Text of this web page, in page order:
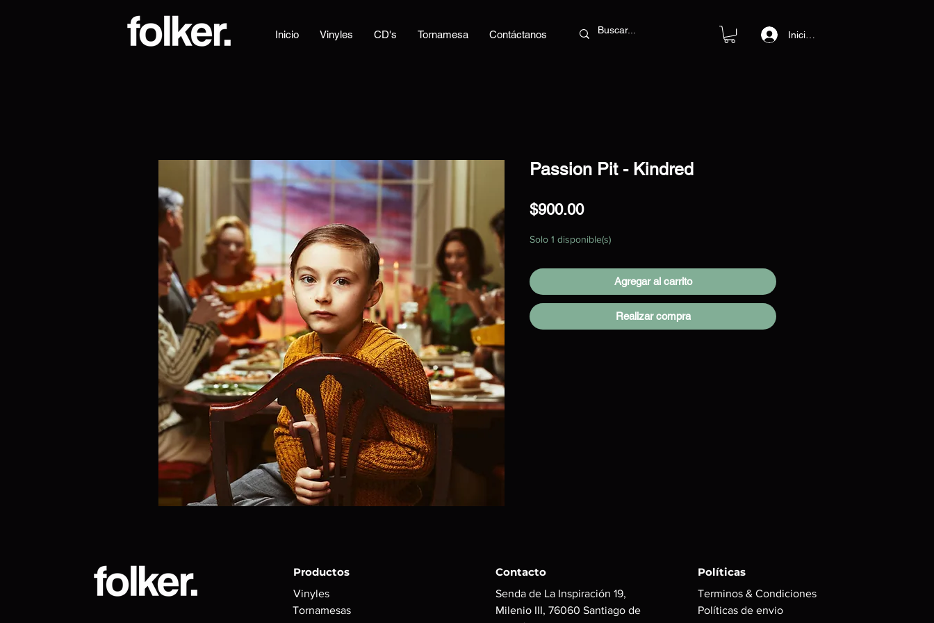
Inicio Vinyles CD's Tornamesa Contáctanos Iniciar sesión
Passion Pit - Kindred
$900.00Precio
Solo 1 disponible(s)
Agregar al carrito
Realizar compra
Productos
Vinyles
Tornamesas
Contacto
Senda de La Inspiración 19,
Milenio III, 76060 Santiago de
Políticas
Terminos & Condiciones
Políticas de envio